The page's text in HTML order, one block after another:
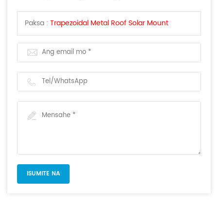
Paksa : Trapezoidal Metal Roof Solar Mount